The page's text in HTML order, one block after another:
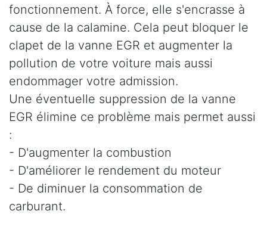
fonctionnement. À force, elle s'encrasse à
cause de la calamine. Cela peut bloquer le
clapet de la vanne EGR et augmenter la
pollution de votre voiture mais aussi
endommager votre admission.
Une éventuelle suppression de la vanne
EGR élimine ce problème mais permet aussi
:
- D'augmenter la combustion
- D'améliorer le rendement du moteur
- De diminuer la consommation de
carburant.